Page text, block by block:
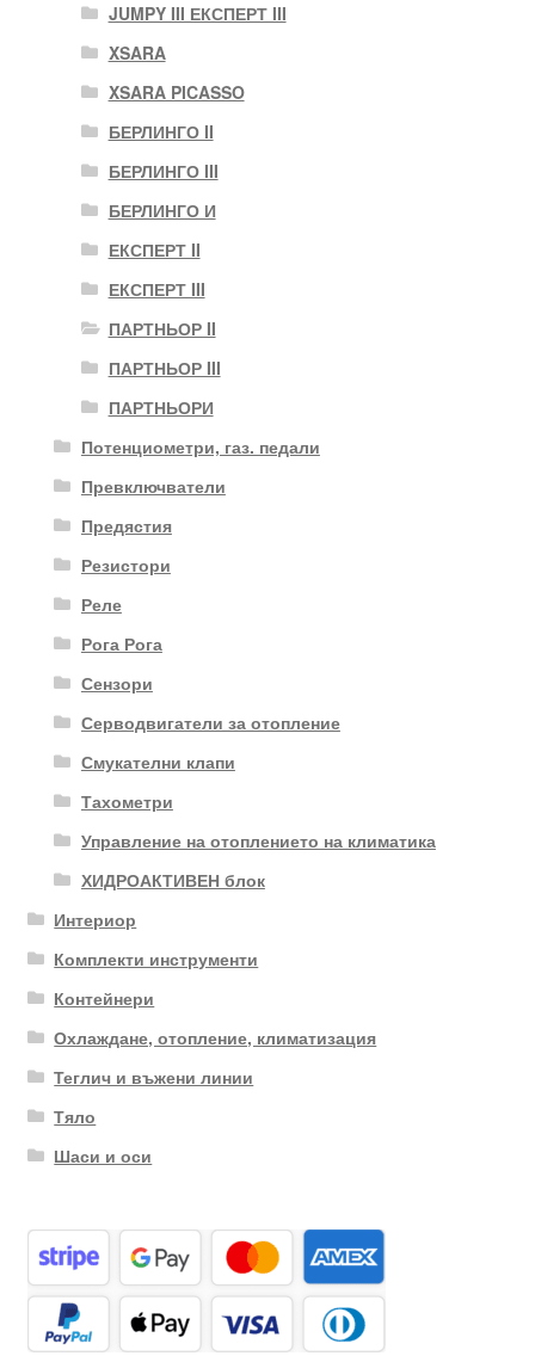
JUMPY III ЕКСПЕРТ III
XSARA
XSARA PICASSO
БЕРЛИНГО II
БЕРЛИНГО III
БЕРЛИНГО И
ЕКСПЕРТ II
ЕКСПЕРТ III
ПАРТНЬОР II
ПАРТНЬОР III
ПАРТНЬОРИ
Потенциометри, газ. педали
Превключватели
Предястия
Резистори
Реле
Рога Рога
Сензори
Серводвигатели за отопление
Смукателни клапи
Тахометри
Управление на отоплението на климатика
ХИДРОАКТИВЕН блок
Интериор
Комплекти инструменти
Контейнери
Охлаждане, отопление, климатизация
Теглич и въжени линии
Тяло
Шаси и оси